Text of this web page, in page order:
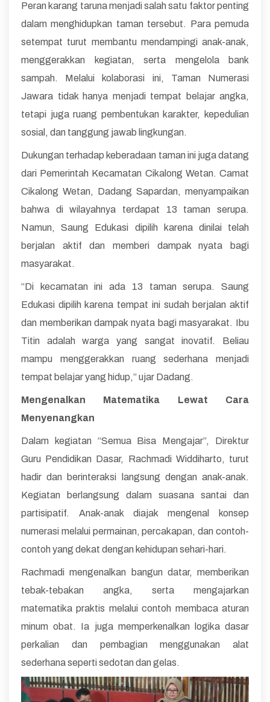
Peran karang taruna menjadi salah satu faktor penting
dalam menghidupkan taman tersebut. Para pemuda
setempat turut membantu mendampingi anak-anak,
menggerakkan kegiatan, serta mengelola bank
sampah. Melalui kolaborasi ini, Taman Numerasi
Jawara tidak hanya menjadi tempat belajar angka,
tetapi juga ruang pembentukan karakter, kepedulian
sosial, dan tanggung jawab lingkungan.
Dukungan terhadap keberadaan taman ini juga datang
dari Pemerintah Kecamatan Cikalong Wetan. Camat
Cikalong Wetan, Dadang Sapardan, menyampaikan
bahwa di wilayahnya terdapat 13 taman serupa.
Namun, Saung Edukasi dipilih karena dinilai telah
berjalan aktif dan memberi dampak nyata bagi
masyarakat.
“Di kecamatan ini ada 13 taman serupa. Saung
Edukasi dipilih karena tempat ini sudah berjalan aktif
dan memberikan dampak nyata bagi masyarakat. Ibu
Titin adalah warga yang sangat inovatif. Beliau
mampu menggerakkan ruang sederhana menjadi
tempat belajar yang hidup,” ujar Dadang.
Mengenalkan Matematika Lewat Cara
Menyenangkan
Dalam kegiatan “Semua Bisa Mengajar”, Direktur
Guru Pendidikan Dasar, Rachmadi Widdiharto, turut
hadir dan berinteraksi langsung dengan anak-anak.
Kegiatan berlangsung dalam suasana santai dan
partisipatif. Anak-anak diajak mengenal konsep
numerasi melalui permainan, percakapan, dan contoh-
contoh yang dekat dengan kehidupan sehari-hari.
Rachmadi mengenalkan bangun datar, memberikan
tebak-tebakan angka, serta mengajarkan
matematika praktis melalui contoh membaca aturan
minum obat. Ia juga memperkenalkan logika dasar
perkalian dan pembagian menggunakan alat
sederhana seperti sedotan dan gelas.